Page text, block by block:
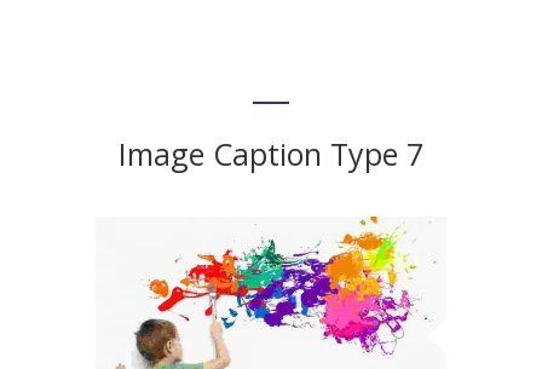
Image Caption Type 7